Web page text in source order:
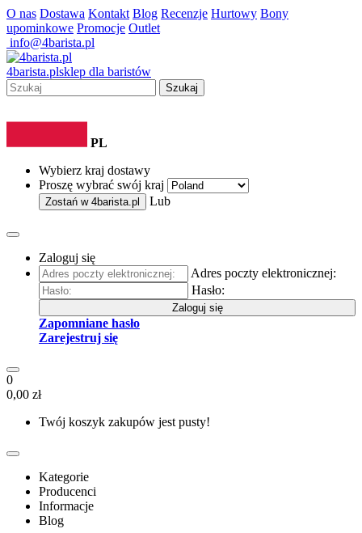
O nas Dostawa Kontakt Blog Recenzje Hurtowy Bony
upominkowe Promocje Outlet
info@4barista.pl
4barista.plsklep dla baristów
Szukaj
PL
Wybierz kraj dostawy
Proszę wybrać swój kraj
Zostań w 4barista.pl Lub
Zaloguj się
Adres poczty elektronicznej:
Hasło:
Zaloguj się
Zapomniane hasło
Zarejestruj się
0
0,00 zł
Twój koszyk zakupów jest pusty!
Kategorie
Producenci
Informacje
Blog